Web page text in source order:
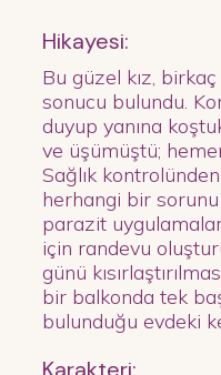
Hikayesi:
Bu güzel kız,
sonucu bulundu.
duyup yanına
ve üşümüştü;
Sağlık
herhangi bir sorunu
parazit
için randevu
günü
bir balkonda tek
bulunduğu evdeki